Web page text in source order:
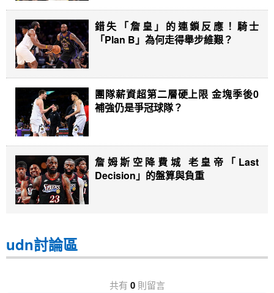
錯失「詹皇」的連鎖反應！騎士
「Plan B」為何走得舉步維艱？
團隊薪資超第二層硬上限 金塊季後0
補強仍是爭冠球隊？
詹姆斯空降費城 老皇帝「Last
Decision」的盤算與負重
udn討論區
共有 0則留言